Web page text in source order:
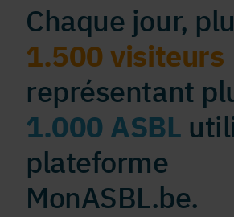
Chaque jour,
1.500 visiteurs
représentant
1.000 ASBL
plateforme
MonASBL.be.